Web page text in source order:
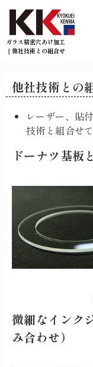
ガラス精密穴あけ加工
｜他社技術との組合せ
他社技術との
レーザー、貼
技術と組合せ
ドーナツ基板
微細なインク
み合わせ）